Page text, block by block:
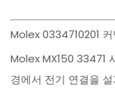
Molex 0334710201
Molex MX150 33471
경에서 전기 연결을